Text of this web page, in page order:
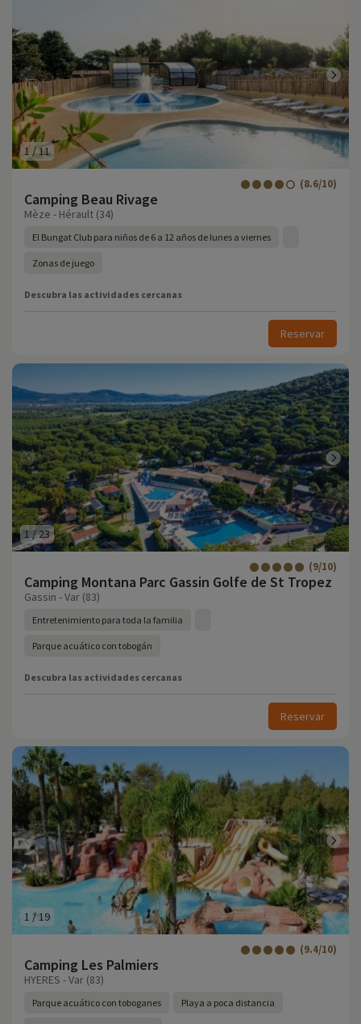
1 /11
Camping Beau Rivage
(8.6/10)
Mèze - Hérault (34)
El Bungat Club para niños de 6 a 12 años de lunes a viernes
Zonas de juego
Descubra las actividades cercanas
Reservar
1 /23
Camping Montana Parc Gassin Golfe de St Tropez
(9/10)
Gassin - Var (83)
Entretenimiento para toda la familia
Parque acuático con tobogán
Descubra las actividades cercanas
Reservar
1 /19
Camping Les Palmiers
(9.4/10)
HYERES - Var (83)
Parque acuático con toboganes Playa a poca distancia